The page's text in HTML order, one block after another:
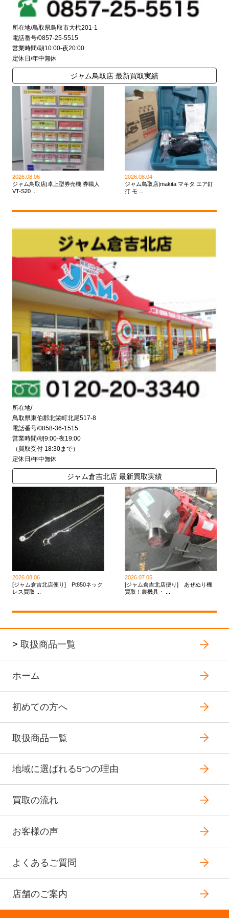
所在地/鳥取県鳥取市大杙201-1
電話番号/0857-25-5515
営業時間/朝10:00-夜20:00
定休日/年中無休
ジャム鳥取店 最新買取実績
2026.08.06
ジャム鳥取店|卓上型券売機 券職人
VT-S20 ...
2026.08.04
ジャム鳥取店|makita マキタ エア釘
打 モ ...
所在地/
鳥取県東伯郡北栄町北尾517-8
電話番号/0858-36-1515
営業時間/朝9:00-夜19:00
（買取受付 18:30まで）
定休日/年中無休
ジャム倉吉北店 最新買取実績
2026.08.06
[ジャム倉吉北店便り] Pt850ネック
レス買取 ...
2026.07.05
[ジャム倉吉北店便り] あぜぬり機
買取！農機具・ ...
> 取扱商品一覧
ホーム
初めての方へ
取扱商品一覧
地域に選ばれる5つの理由
買取の流れ
お客様の声
よくあるご質問
店舗のご案内